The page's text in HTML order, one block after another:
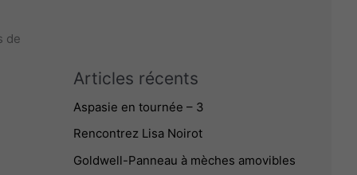
de
Articles récents
Aspasie en tournée – 3
Rencontrez Lisa Noirot
Goldwell-Panneau à mèches amovibles